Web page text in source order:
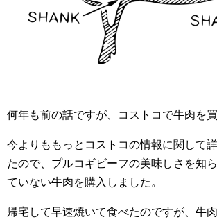
何年も前の話ですが、コストコで牛肉を買
今よりももっとコストコの情報に関して
たので、プルコギビーフの美味しさを知
ていない牛肉を購入しました。
帰宅して早速焼いて食べたのですが、牛